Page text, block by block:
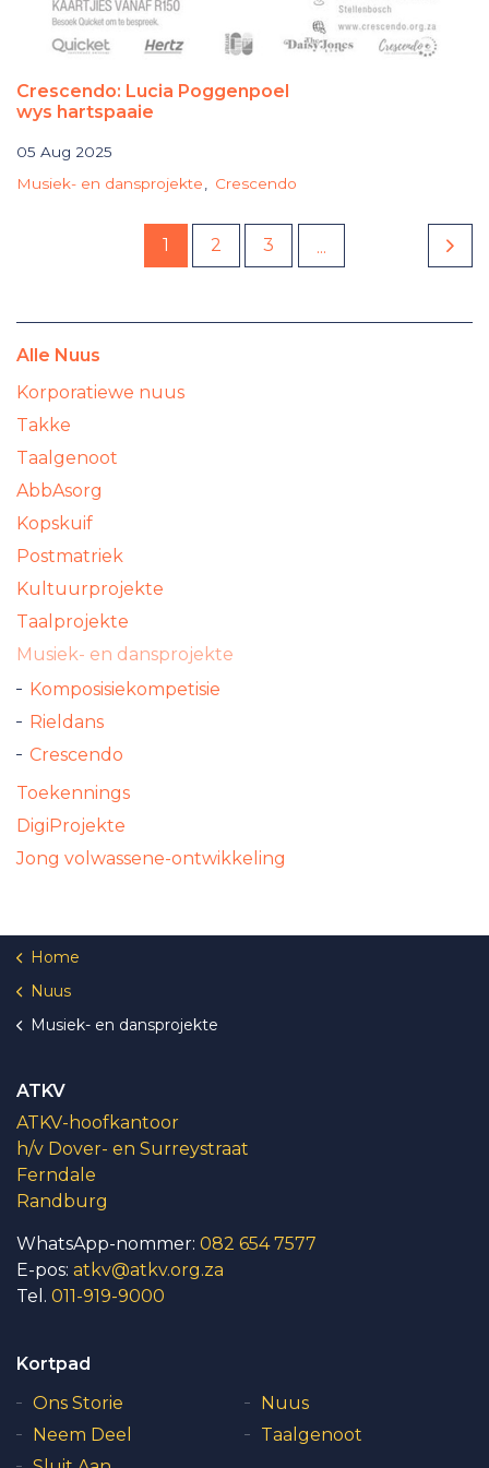
Crescendo: Lucia Poggenpoel
wys hartspaaie
05 Aug 2025
Musiek- en dansprojekte
Crescendo
1 2 3 ...
Alle Nuus
Korporatiewe nuus
Takke
Taalgenoot
AbbAsorg
Kopskuif
Postmatriek
Kultuurprojekte
Taalprojekte
Musiek- en dansprojekte
Komposisiekompetisie
Rieldans
Crescendo
Toekennings
DigiProjekte
Jong volwassene-ontwikkeling
Home
Nuus
Musiek- en dansprojekte
ATKV
ATKV-hoofkantoor
h/v Dover- en Surreystraat
Ferndale
Randburg
WhatsApp-nommer: 082 654 7577
E-pos: atkv@atkv.org.za
Tel. 011-919-9000
Kortpad
Ons Storie
Nuus
Neem Deel
Taalgenoot